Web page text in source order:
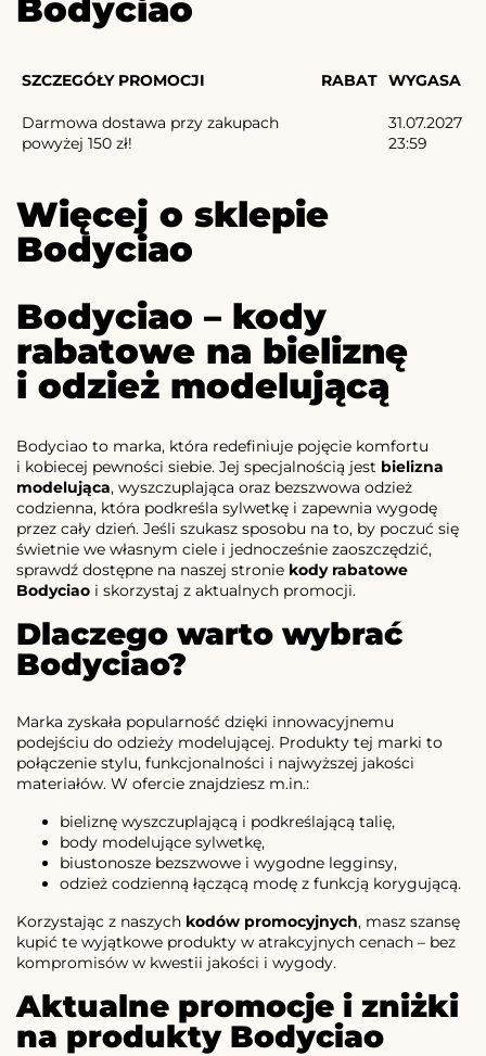
Bodyciao
SZCZEGÓŁY PROMOCJI RABAT WYGASA
Darmowa dostawa przy zakupach
powyżej 150 zł!
31.07.2027
23:59
Więcej o sklepie
Bodyciao
Bodyciao – kody
rabatowe na bieliznę
i odzież modelującą
Bodyciao to marka, która redefiniuje pojęcie komfortu
i kobiecej pewności siebie. Jej specjalnością jest bielizna
modelująca, wyszczuplająca oraz bezszwowa odzież
codzienna, która podkreśla sylwetkę i zapewnia wygodę
przez cały dzień. Jeśli szukasz sposobu na to, by poczuć się
świetnie we własnym ciele i jednocześnie zaoszczędzić,
sprawdź dostępne na naszej stronie kody rabatowe
Bodyciao i skorzystaj z aktualnych promocji.
Dlaczego warto wybrać
Bodyciao?
Marka zyskała popularność dzięki innowacyjnemu
podejściu do odzieży modelującej. Produkty tej marki to
połączenie stylu, funkcjonalności i najwyższej jakości
materiałów. W ofercie znajdziesz m.in.:
bieliznę wyszczuplającą i podkreślającą talię,
body modelujące sylwetkę,
biustonosze bezszwowe i wygodne legginsy,
odzież codzienną łączącą modę z funkcją korygującą.
Korzystając z naszych kodów promocyjnych, masz szansę
kupić te wyjątkowe produkty w atrakcyjnych cenach – bez
kompromisów w kwestii jakości i wygody.
Aktualne promocje i zniżki
na produkty Bodyciao